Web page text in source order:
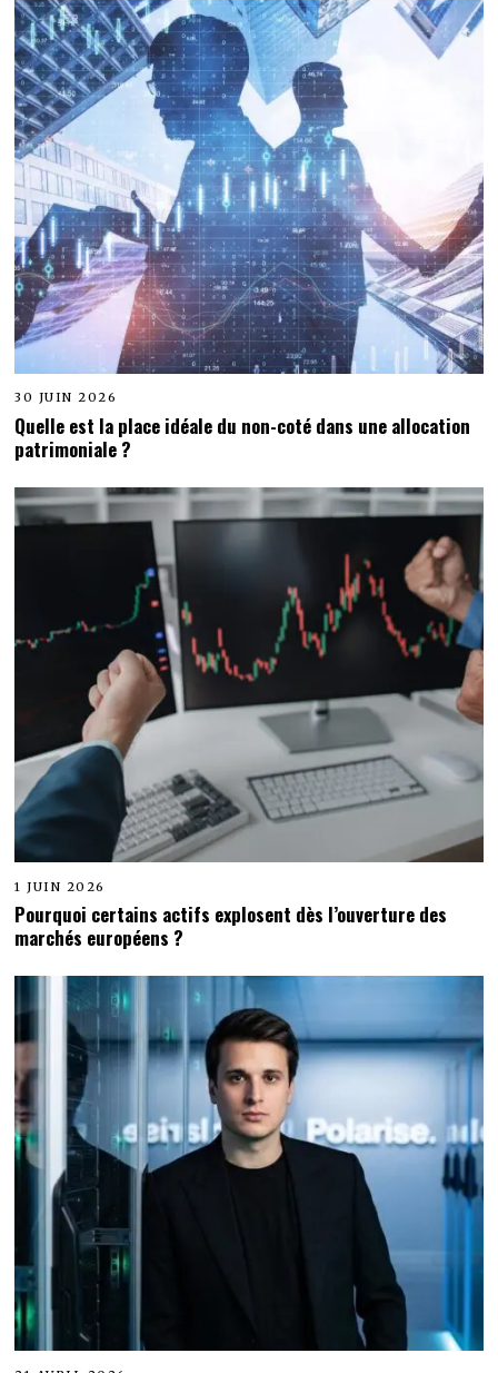
30 JUIN 2026
Quelle est la place idéale du non-coté dans une allocation
patrimoniale ?
1 JUIN 2026
Pourquoi certains actifs explosent dès l’ouverture des
marchés européens ?